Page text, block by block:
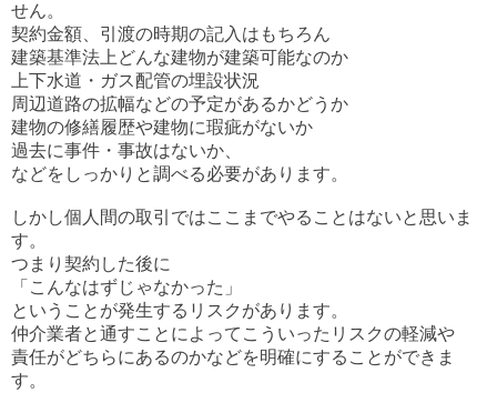
せん。
契約金額、引渡の時期の記入はもちろん
建築基準法上どんな建物が建築可能なのか
上下水道・ガス配管の埋設状況
周辺道路の拡幅などの予定があるかどうか
建物の修繕履歴や建物に瑕疵がないか
過去に事件・事故はないか、
などをしっかりと調べる必要があります。
しかし個人間の取引ではここまでやることはないと思いま
す。
つまり契約した後に
「こんなはずじゃなかった」
ということが発生するリスクがあります。
仲介業者と通すことによってこういったリスクの軽減や
責任がどちらにあるのかなどを明確にすることができま
す。